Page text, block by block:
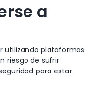
a
utilizando plataformas
riesgo de sufrir
para estar